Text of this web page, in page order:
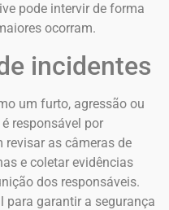
pode intervir de forma
ocorram.
incidentes
um furto, agressão ou
responsável por
revisar as câmeras de
e coletar evidências
dos responsáveis.
para garantir a segurança